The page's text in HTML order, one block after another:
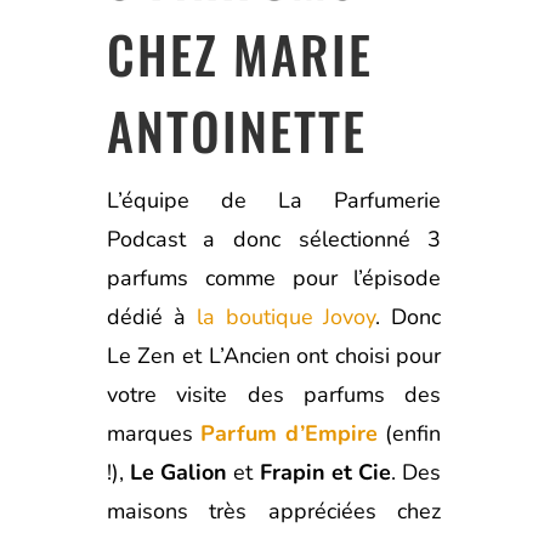
CHEZ MARIE
ANTOINETTE
L’équipe de La Parfumerie
Podcast a donc sélectionné 3
parfums comme pour l’épisode
dédié à la boutique Jovoy. Donc
Le Zen et L’Ancien ont choisi pour
votre visite des parfums des
marques Parfum d’Empire (enfin
!), Le Galion et Frapin et Cie. Des
maisons très appréciées chez